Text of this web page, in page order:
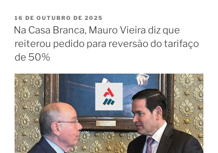
16 DE OUTUBRO DE 2025
Na Casa Branca, Mauro Vieira diz que
reiterou pedido para reversão do tarifaço
de 50%